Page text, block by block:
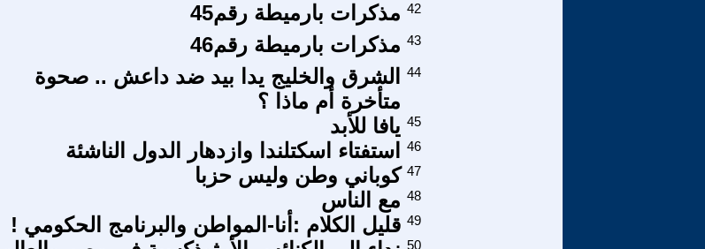
مذكرات بارميطة رقم45 42
مذكرات بارميطة رقم46 43
الشرق والخليج يدا بيد ضد داعش .. صحوة
متأخرة أم ماذا ؟
44
يافا للأبد 45
استفتاء اسكتلندا وازدهار الدول الناشئة
46
كوباني وطن وليس حزبا 47
مع الناس 48
قليل الكلام :أنا-المواطن والبرنامج الحكومي ! 49
50